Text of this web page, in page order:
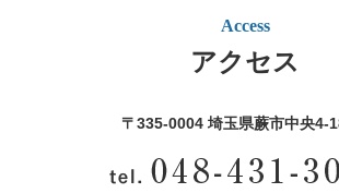
Access
アクセス
〒335-0004 埼玉県蕨市中央